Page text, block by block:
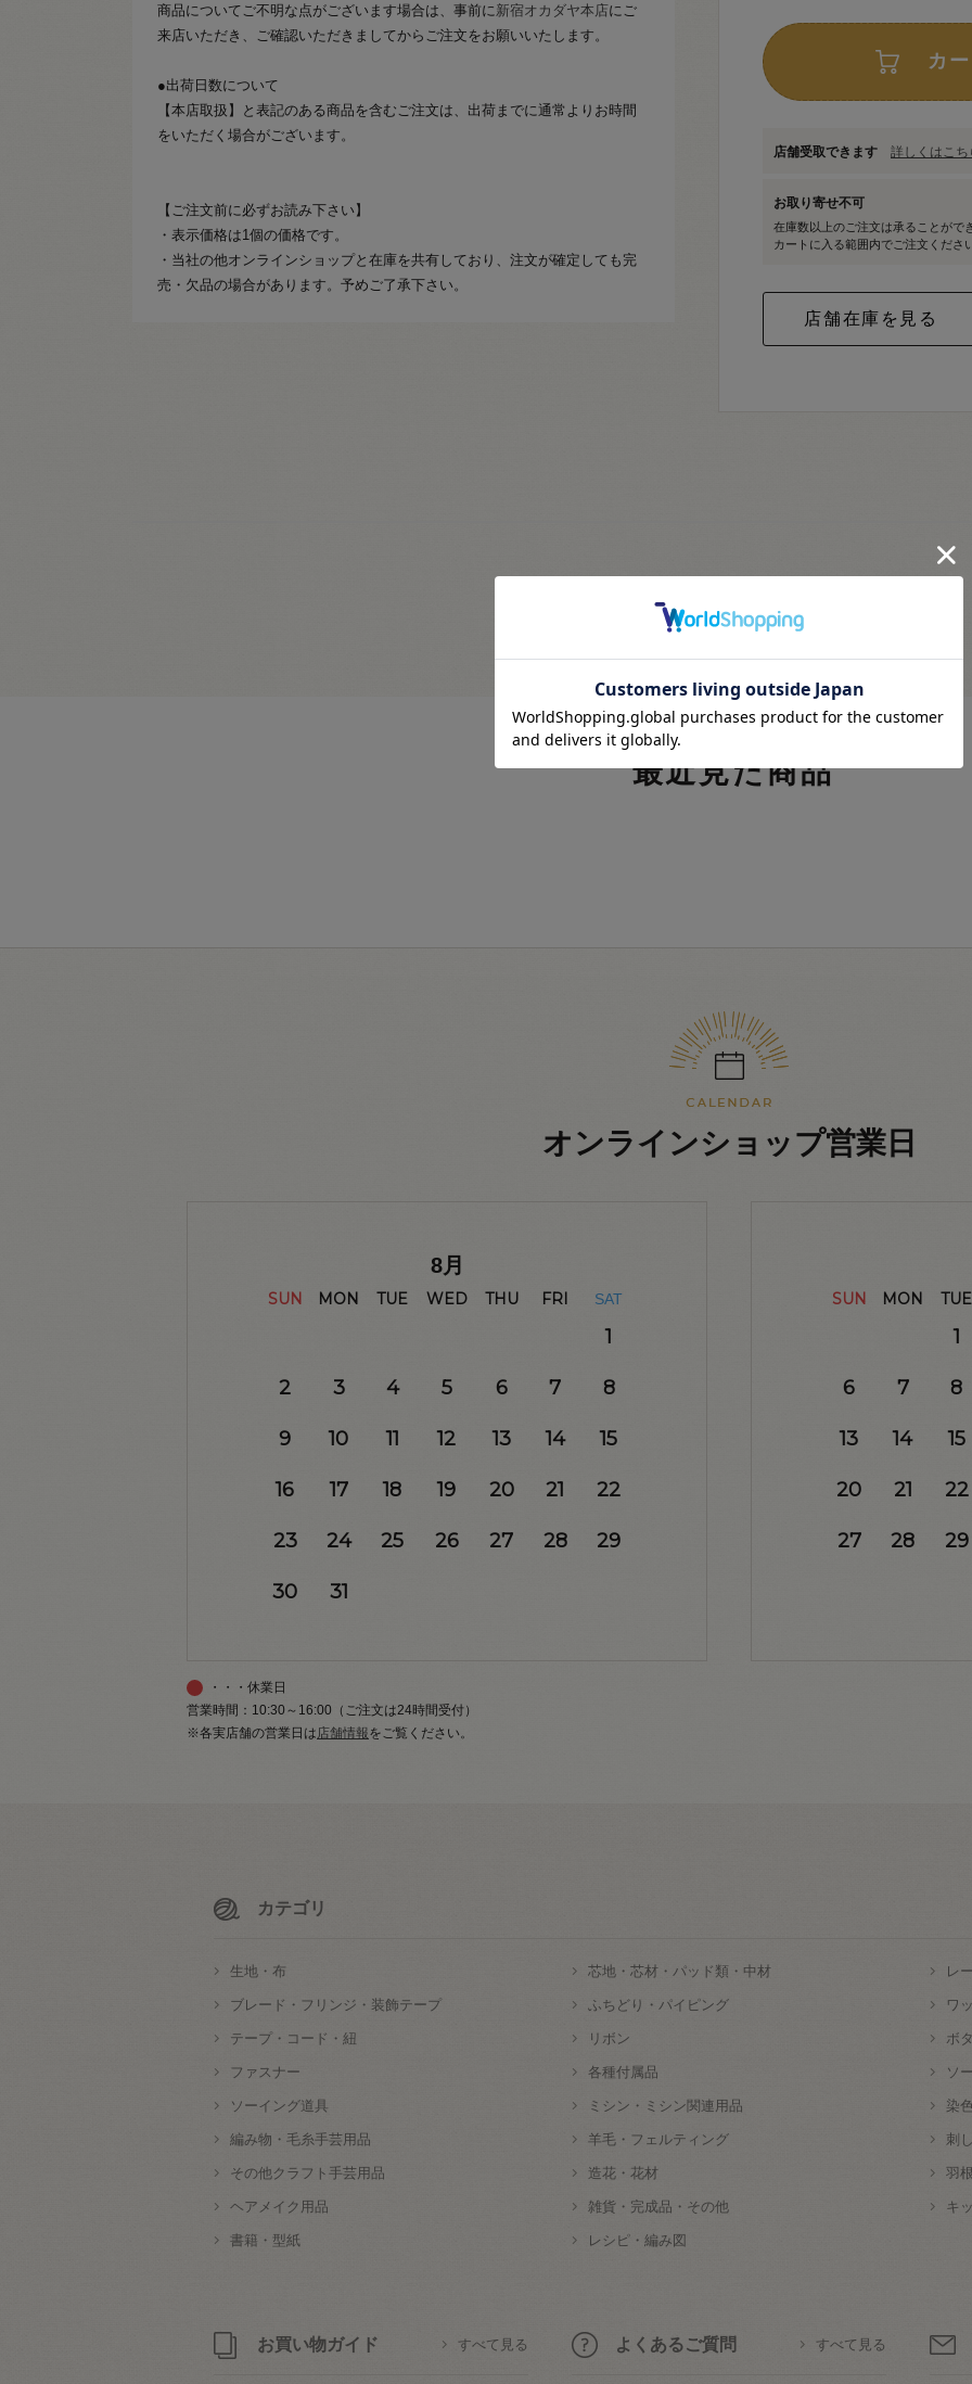
商品についてご不明な点がございます場合は、事前に 新宿オカダヤ本店にご
来店いただき、ご確認いただきましてからご注文をお願いいたします。
●出荷日数について
【本店取扱】と表記のある商品を含むご注文は、出荷までに通常よりお時間
をいただく場合がございます。
【ご注文前に必ずお読み下さい】
・表示価格は1個の価格です。
・当社の他オンラインショップと在庫を共有しており、注文が確定しても完
売・欠品の場合があります。予めご了承下さい。
カ
店舗受取できます 詳しくはこち
お取り寄せ不可
在庫数以上のご注文は承ることがで
カートに入る範囲内でご注文くださ
最近見た商品
オンラインショップ営業日
8月
SUN MON TUE WED THU FRI SAT
1
2 3 4 5 6 7 8
9 10 11 12 13 14 15
16 17 18 19 20 21 22
23 24 25 26 27 28 29
30 31
SUN MON TUE
1
6 7 8
13 14 15
20 21 22
27 28 29
・・・休業日
営業時間：10:30～16:00（ご注文は24時間受付）
※各実店舗の営業日は店舗情報をご覧ください。
カテゴリ
生地・布 芯地・芯材・パッド類・中材 レ
ブレード・フリンジ・装飾テープ ふちどり・パイピング ワ
テープ・コード・紐 リボン ボ
ファスナー 各種付属品 ソ
ソーイング道具 ミシン・ミシン関連用品 染
編み物・毛糸手芸用品 羊毛・フェルティング 刺
その他クラフト手芸用品 造花・花材 羽
ヘアメイク用品 雑貨・完成品・その他 キ
書籍・型紙 レシピ・編み図
お買い物ガイド すべて見る よくあるご質問 すべて見る